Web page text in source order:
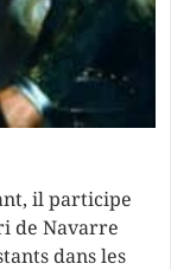
il participe
de Navarre
dans les